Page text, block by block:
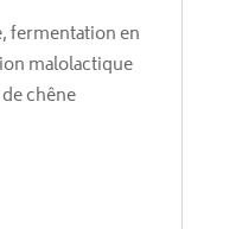
fermentation en
malolactique
chêne